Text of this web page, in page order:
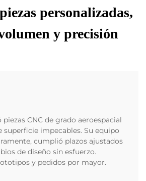
personalizadas,
y precisión
CNC de grado aeroespacial
superficie impecables. Su equipo
cumplió plazos ajustados
de diseño sin esfuerzo.
y pedidos por mayor.